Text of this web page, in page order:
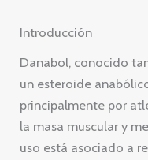
Introducción
Danabol, conocido
un esteroide
principalmente por
la masa muscular y
uso está asociado a